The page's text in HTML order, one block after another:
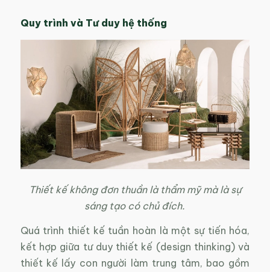
Quy trình và Tư duy hệ thống
Thiết kế không đơn thuần là thẩm mỹ mà là sự
sáng tạo có chủ đích.
Quá trình thiết kế tuần hoàn là một sự tiến hóa,
kết hợp giữa tư duy thiết kế (design thinking) và
thiết kế lấy con người làm trung tâm, bao gồm